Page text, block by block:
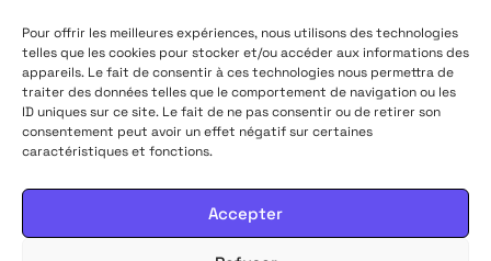
Pour offrir les meilleures expériences, nous utilisons des technologies
telles que les cookies pour stocker et/ou accéder aux informations des
appareils. Le fait de consentir à ces technologies nous permettra de
traiter des données telles que le comportement de navigation ou les
ID uniques sur ce site. Le fait de ne pas consentir ou de retirer son
consentement peut avoir un effet négatif sur certaines
caractéristiques et fonctions.
Accepter
ALPHA X CBD Shop © 2026 · Tous droits réservés
Visa
Mastercard CB
PRODUITS CONTENANT MOINS DE 0,3 % DE THC, CONFORMES À LA
INTERDITS AUX FEMMES ENCEINTES & ALLAITANTES · NE PAS
CONDUIRE APRÈS USAGE · VENTE INTERDITE AUX MINEURS